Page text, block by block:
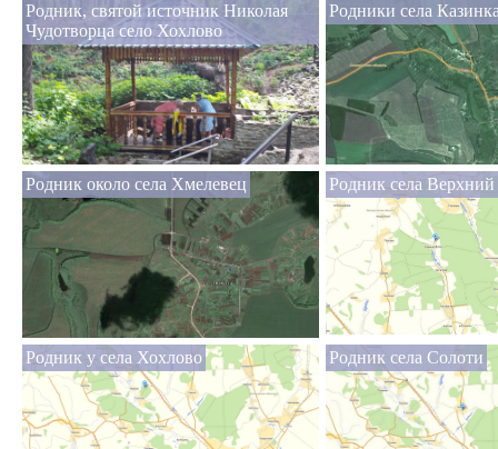
Родник, святой источник Николая
Чудотворца село Хохлово
Родники села
Родник около села Хмелевец Родник села
Родник у села Хохлово Родник села Солоти